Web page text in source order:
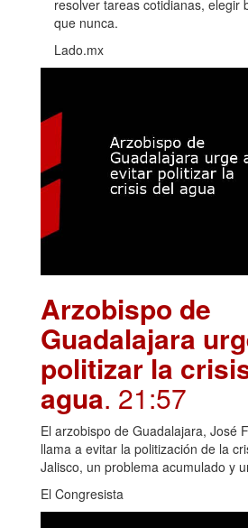
resolver tareas cotidianas, elegir
que nunca.
Lado.mx
Arzobispo de
Guadalajara
politizar la
agua. 21:57
El arzobispo de Guadalajara, José
llama a evitar la politización de la
Jalisco, un problema acumulado y
El Congresista